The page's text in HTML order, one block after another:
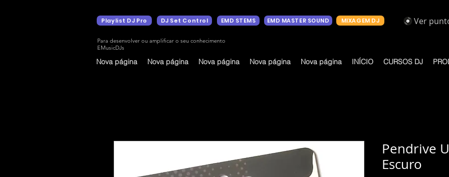
Playlist DJ Pro DJ Set Control EMD STEMS EMD MASTER SOUND MIXAGEM DJ Ver
Para desenvolver ou amplificar o seu conhecimento
EMusicDJs
Nova página Nova página Nova página Nova página Nova página INÍCIO CURSOS DJ
Pendrive
Escuro